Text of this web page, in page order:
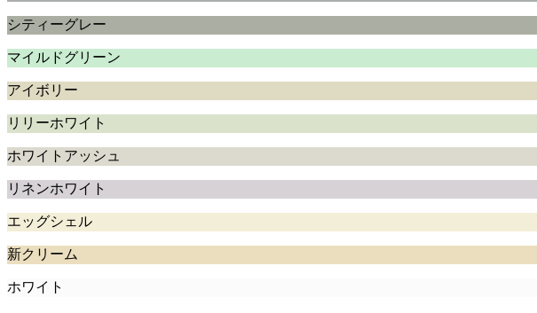
シティーグレー
マイルドグリーン
アイボリー
リリーホワイト
ホワイトアッシュ
リネンホワイト
エッグシェル
新クリーム
ホワイト